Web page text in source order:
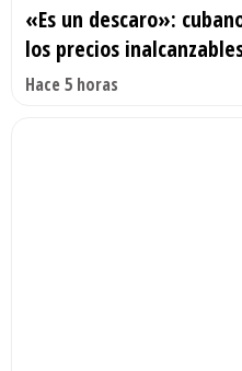
«Es un descaro»:
los precios
Hace 5 horas